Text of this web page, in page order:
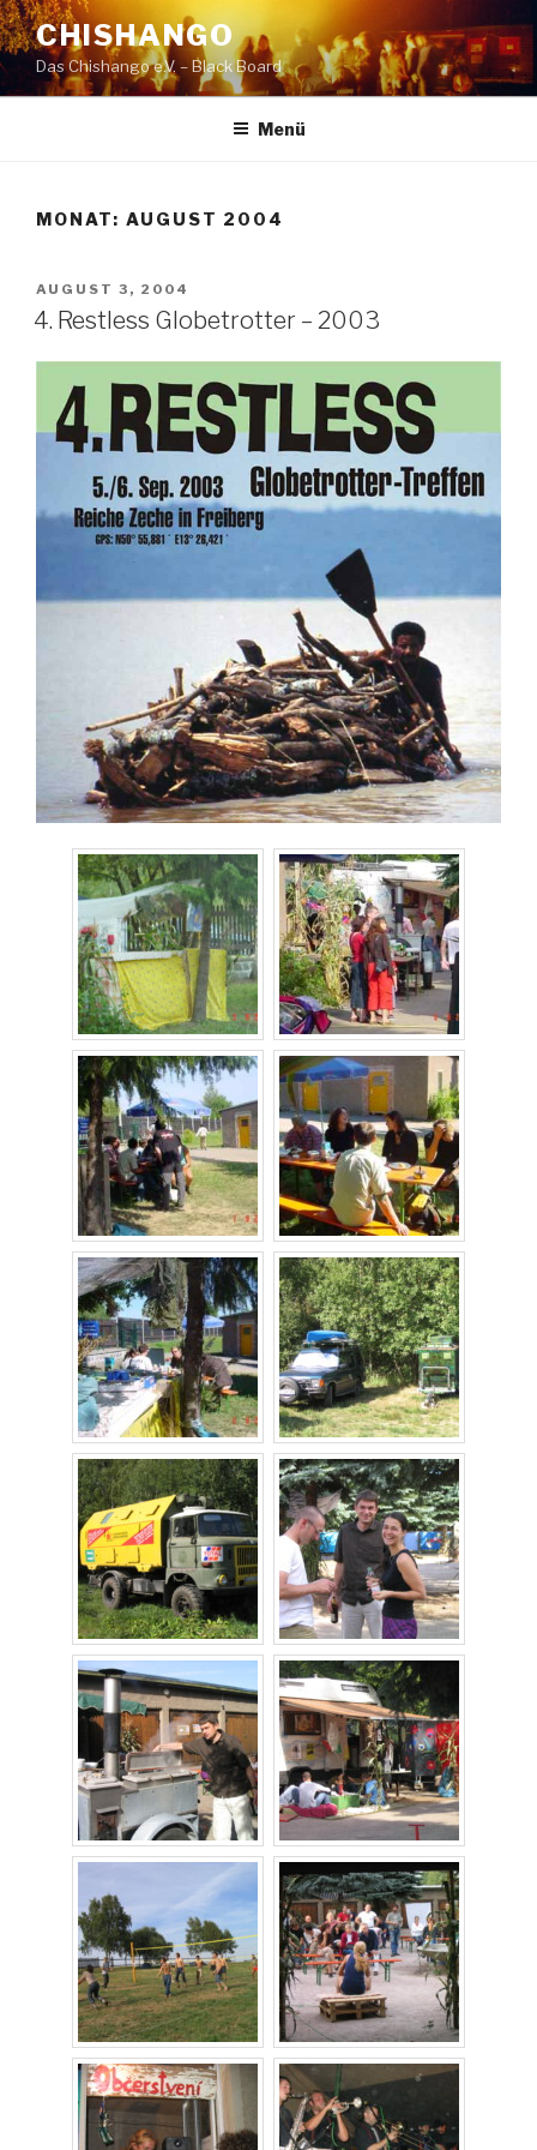
Zum
Inhalt
springen
CHISHANGO
Das Chishango e.V. – Black Board
Menü
MONAT: AUGUST 2004
VERÖFFENTLICHT
AM
AUGUST 3, 2004
4. Restless Globetrotter – 2003